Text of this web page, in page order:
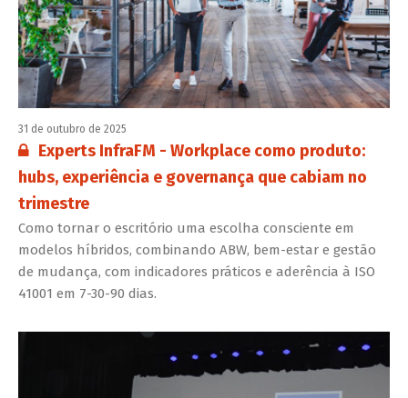
31 de outubro de 2025
Conteúdo restrito:
Experts InfraFM - Workplace como produto:
hubs, experiência e governança que cabiam no
trimestre
Como tornar o escritório uma escolha consciente em
modelos híbridos, combinando ABW, bem-estar e gestão
de mudança, com indicadores práticos e aderência à ISO
41001 em 7-30-90 dias.